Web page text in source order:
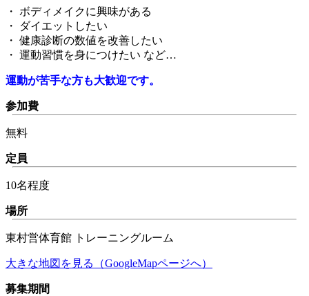
・ ボディメイクに興味がある
・ ダイエットしたい
・ 健康診断の数値を改善したい
・ 運動習慣を身につけたい など…
運動が苦手な方も大歓迎です。
参加費
無料
定員
10名程度
場所
東村営体育館 トレーニングルーム
大きな地図を見る（GoogleMapページへ）
募集期間